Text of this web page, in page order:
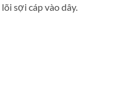
sợi cáp vào dây.